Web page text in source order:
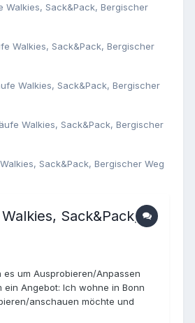
Walkies, Sack&Pack, Bergischer
Walkies, Sack&Pack, Bergischer
Walkies, Sack&Pack, Bergischer
Walkies, Sack&Pack, Bergischer
Sack&Pack, Bergischer Weg
Sack&Pack,
um Ausprobieren/Anpassen
Angebot: Ich wohne in Bonn
anschauen möchte und